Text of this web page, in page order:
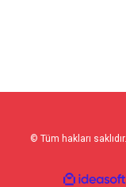
© Tüm hakları